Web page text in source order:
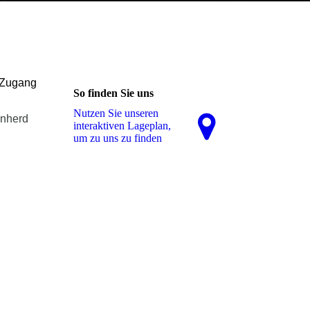
So finden Sie uns
Nutzen Sie unseren
interaktiven La­ge­plan,
um zu uns zu finden